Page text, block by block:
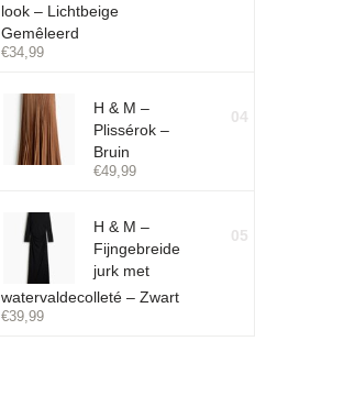
look – Lichtbeige
Gemêleerd
€34,99
H & M –
Plissérok –
Bruin
€49,99
04
H & M –
Fijngebreide
jurk met
watervaldecolleté – Zwart
€39,99
05